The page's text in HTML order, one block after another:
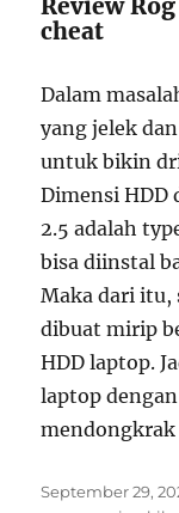
cheat
Dalam
yang jelek
untuk bikin
Dimensi HDD
2.5 adalah
bisa diinstal
Maka dari itu,
dibuat mirip
HDD laptop.
laptop
Posted
September 29,